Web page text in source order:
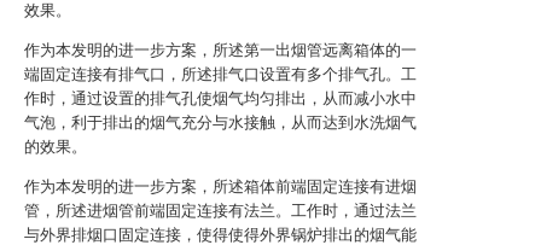
效果。
作为本发明的进一步方案，所述第一出烟管远离箱体的一
端固定连接有排气口，所述排气口设置有多个排气孔。工
作时，通过设置的排气孔使烟气均匀排出，从而减小水中
气泡，利于排出的烟气充分与水接触，从而达到水洗烟气
的效果。
作为本发明的进一步方案，所述箱体前端固定连接有进烟
管，所述进烟管前端固定连接有法兰。工作时，通过法兰
与外界排烟口固定连接，使得使得外界锅炉排出的烟气能